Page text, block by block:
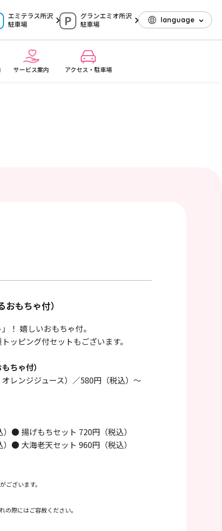
エミテラス所沢
駐車場
グランエミオ所沢
駐車場
language
サービス案内 アクセス・駐車場
もちゃ付）
！ 嬉しいおもちゃ付。
ッピング付セットもございます。
ちゃ付）
レンジジュース）／580円（税込）～
● 揚げもちセット 720円（税込）
● 大海老天セット 960円（税込）
ざいます。
際にはご容赦ください。